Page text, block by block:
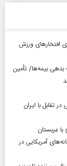
افتخارهای ورزش
بدهی بیمه‌ها/ تأمین
تقابل با ایران
عربستان
آمریکایی در